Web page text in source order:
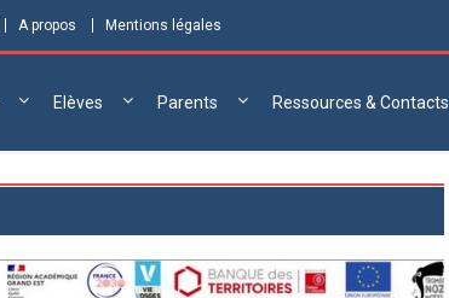
A propos Mentions légales
Elèves Parents Ressources & Contacts